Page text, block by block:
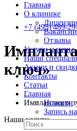
Главная
О клинике
Лицензии
Вакансии
Отзывы
Услуги и цены
Наши
Акции и
Контакты
Статьи
...
Новости
Запись
+7 (495) 489-
ключ»
Главная
Имплантация
Наши услуги